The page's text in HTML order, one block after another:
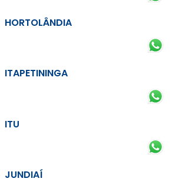
HORTOLÂNDIA
ITAPETININGA
ITU
JUNDIAÍ